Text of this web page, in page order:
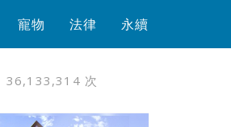
寵物 法律 永續
36,133,314 次